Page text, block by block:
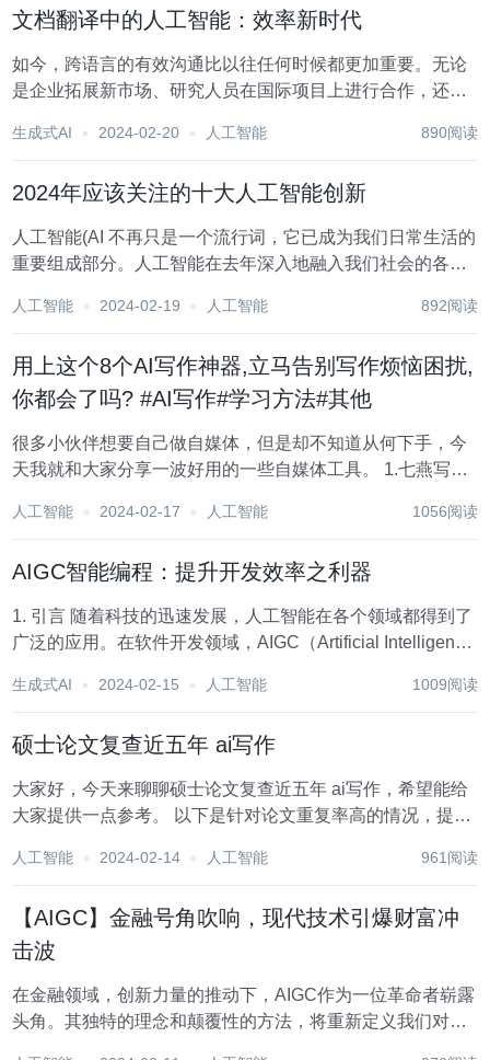
文档翻译中的人工智能：效率新时代
如今，跨语言的有效沟通比以往任何时候都更加重要。无论
是企业拓展新市场、研究人员在国际项目上进行合作，还是
关重要。幸运的是，随着人工智能(AI 的进步，我们正在见证
生成式AI 2024-02-20 人工智能 890阅读
2024年应该关注的十大人工智能创新
人工智能(AI 不再只是一个流行词，它已成为我们日常生活的
重要组成部分。人工智能在去年深入地融入我们社会的各个
式。 今年是大年初一，我们将探讨2024年可能出现的十大人
人工智能 2024-02-19 人工智能 892阅读
用上这个8个AI写作神器,立马告别写作烦恼困扰,
你都会了吗? #AI写作#学习方法#其他
很多小伙伴想要自己做自媒体，但是却不知道从何下手，今
天我就和大家分享一波好用的一些自媒体工具。 1.七燕写作
AI训练，内置智能对话机器人、图片设计、AI模型训练、文
人工智能 2024-02-17 人工智能 1056阅读
AIGC智能编程：提升开发效率之利器
1. 引言 随着科技的迅速发展，人工智能在各个领域都得到了
广泛的应用。在软件开发领域，AIGC（Artificial Intelligence
AIGC智能编程利用人工智能算法和机器学习模型...
生成式AI 2024-02-15 人工智能 1009阅读
硕士论文复查近五年 ai写作
大家好，今天来聊聊硕士论文复查近五年 ai写作，希望能给
大家提供一点参考。 以下是针对论文重复率高的情况，提供
五年：必要性与技巧详解 一、背景介绍 随着学术研究的日益
人工智能 2024-02-14 人工智能 961阅读
【AIGC】金融号角吹响，现代技术引爆财富冲
击波
在金融领域，创新力量的推动下，AIGC作为一位革命者崭露
头角。其独特的理念和颠覆性的方法，将重新定义我们对健